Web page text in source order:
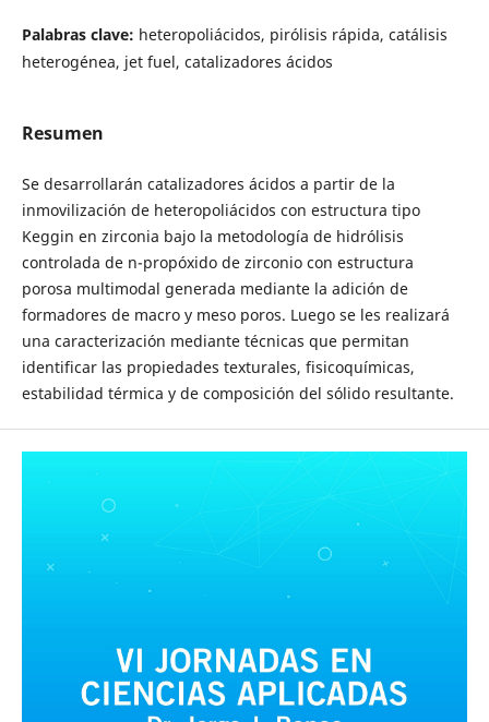
Palabras clave: heteropoliácidos, pirólisis rápida, catálisis
heterogénea, jet fuel, catalizadores ácidos
Resumen
Se desarrollarán catalizadores ácidos a partir de la
inmovilización de heteropoliácidos con estructura tipo
Keggin en zirconia bajo la metodología de hidrólisis
controlada de n-propóxido de zirconio con estructura
porosa multimodal generada mediante la adición de
formadores de macro y meso poros. Luego se les realizará
una caracterización mediante técnicas que permitan
identificar las propiedades texturales, fisicoquímicas,
estabilidad térmica y de composición del sólido resultante.